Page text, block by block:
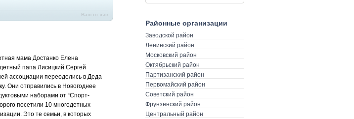
Ваш отзыв
мама Достанко Елена
папа Лисицкий Сергей
ассоциации переоделись в Деда
Они отправились в Новогоднее
наборами от “Спорт-
посетили 10 многодетных
Это те семьи, в которых
Районные организации
Заводской район
Ленинский район
Московский район
Октябрьский район
Партизанский район
Первомайский район
Советский район
Фрунзенский район
Центральный район